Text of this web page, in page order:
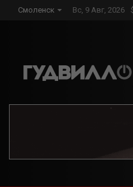
Смоленск Вс, 9 Авг, 2026